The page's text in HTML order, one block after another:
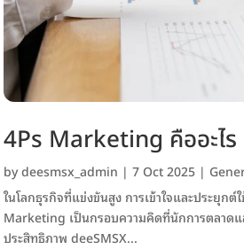
4Ps Marketing คืออะไ
bydeesmsx_admin | 7 Oct 2025|
ในโลกธุรกิจที่แข่งขันสูง การเข้าใจและประยุ
Marketing เป็นกรอบความคิดที่นักการตลาดแ
ประสิทธิภาพ deeSMSX...